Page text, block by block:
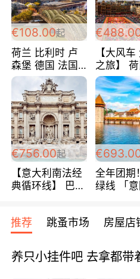
€108.00起
荷兰 比利时 卢
森堡 德国 法国
超爽玩遍西欧 循
环线 全程四星宾
馆 108欧/人/天
【大风
之旅】
法 巴黎
典五国四
488欧/人
€756.00起
【意大利南法经
典循环线】 巴黎
宾馆 108欧/天起
全程756欧/位
全年团期
绿线 「
欧/天起
推荐 跳蚤市场 房屋店
养只小挂件吧 去拿都带